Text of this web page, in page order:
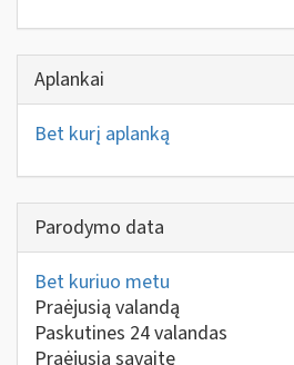
Aplankai
Bet kurį aplanką
Parodymo data
Bet kuriuo metu
Praėjusią valandą
Paskutines 24 valandas
Praėjusią savaitę